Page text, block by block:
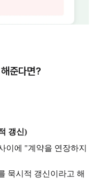
준다면?
갱신)
이에 "계약을 연장하지
묵시적 갱신이라고 해